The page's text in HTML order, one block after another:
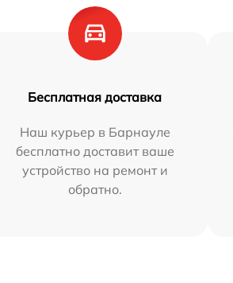
Бесплатная доставка
Наш курьер в Барнауле
бесплатно доставит ваше
устройство на ремонт и
обратно.